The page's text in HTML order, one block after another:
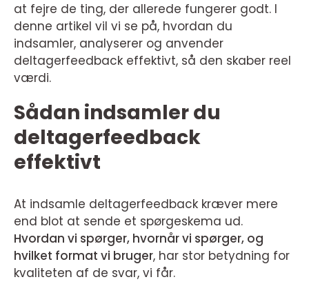
at fejre de ting, der allerede fungerer godt. I
denne artikel vil vi se på, hvordan du
indsamler, analyserer og anvender
deltagerfeedback effektivt, så den skaber reel
værdi.
Sådan indsamler du
deltagerfeedback
effektivt
At indsamle deltagerfeedback kræver mere
end blot at sende et spørgeskema ud.
Hvordan vi spørger, hvornår vi spørger, og
hvilket format vi bruger, har stor betydning for
kvaliteten af de svar, vi får.